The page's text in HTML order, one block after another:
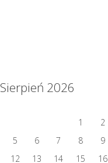
Sierpień 2026
1
2
5 6 7 8
9
12 13 14 15
16